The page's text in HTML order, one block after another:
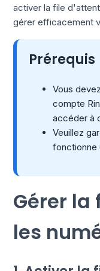
activer la file
gérer efficacement
Prérequis
Vous
compte
accéder à
Veuillez
fonctionne
Gérer
les